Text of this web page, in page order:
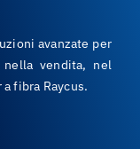
avanzate per
vendita, nel
fibra Raycus.